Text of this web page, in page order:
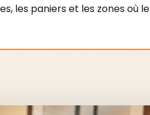
les paniers et les zones où le